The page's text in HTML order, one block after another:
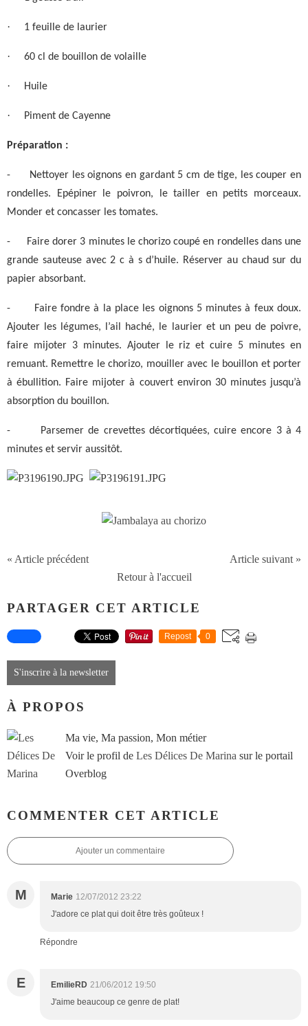
· 1 feuille de laurier
· 60 cl de bouillon de volaille
· Huile
· Piment de Cayenne
Préparation :
-
Nettoyer les oignons en gardant 5 cm de tige, les couper en
rondelles. Epépiner le poivron, le tailler en petits morceaux.
Monder et concasser les tomates.
-
Faire dorer 3 minutes le chorizo coupé en rondelles dans une
grande sauteuse avec 2 c à s d’huile. Réserver au chaud sur du
papier absorbant.
-
Faire fondre à la place les oignons 5 minutes à feux doux.
Ajouter les légumes, l’ail haché, le laurier et un peu de poivre,
faire mijoter 3 minutes. Ajouter le riz et cuire 5 minutes en
remuant. Remettre le chorizo, mouiller avec le bouillon et porter
à ébullition. Faire mijoter à couvert environ 30 minutes jusqu’à
absorption du bouillon.
-
Parsemer de crevettes décortiquées, cuire encore 3 à 4
minutes et servir aussitôt.
« Article précédent
Article suivant »
Retour à l'accueil
PARTAGER CET ARTICLE
Repost 0
S'inscrire à la newsletter
À PROPOS
Ma vie, Ma passion, Mon métier
Voir le profil de Les Délices De Marina sur le portail
Overblog
COMMENTER CET ARTICLE
Ajouter un commentaire
M Marie 12/07/2012 23:22
J'adore ce plat qui doit être très goûteux !
Répondre
E EmilieRD 21/06/2012 19:50
J'aime beaucoup ce genre de plat!